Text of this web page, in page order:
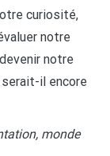
curiosité,
notre
notre
serait-il encore
monde